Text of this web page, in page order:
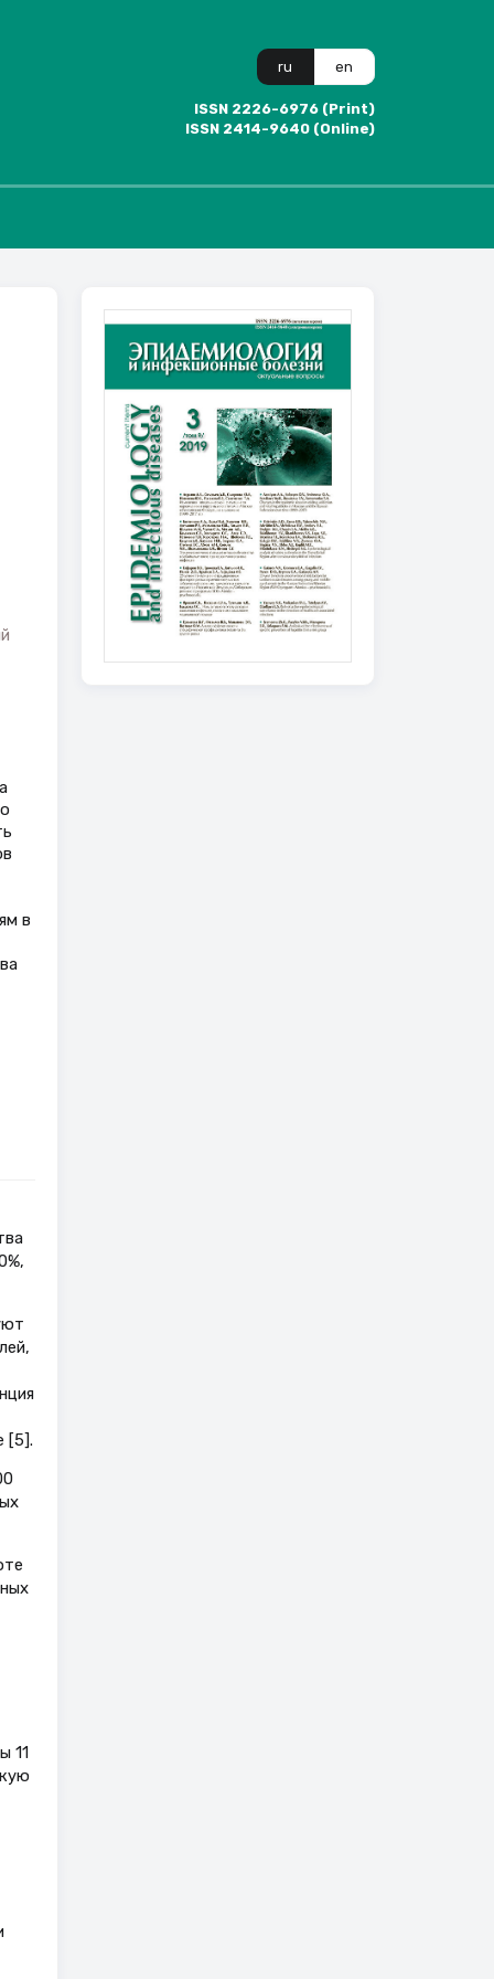
ru en
ISSN 2226-6976 (Print)
ISSN 2414-9640 (Online)
в
[5].
11